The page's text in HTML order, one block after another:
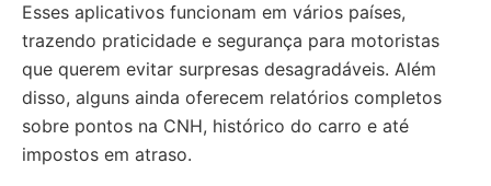
Esses aplicativos funcionam em vários países,
trazendo praticidade e segurança para motoristas
que querem evitar surpresas desagradáveis. Além
disso, alguns ainda oferecem relatórios completos
sobre pontos na CNH, histórico do carro e até
impostos em atraso.